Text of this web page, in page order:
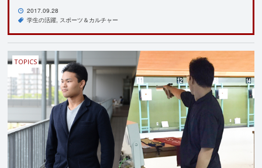
2017.09.28
学生の活躍 スポーツ＆カルチャー
TOPICS